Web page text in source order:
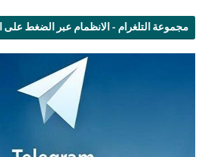
مجموعة التلغرام - الانظمام عبر الضغط على